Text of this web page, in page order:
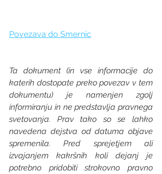
Povezava do Smernic
Ta dokument (in vse informacije do
katerih dostopate preko povezav v tem
dokumentu) je namenjen zgolj
informiranju in ne predstavlja pravnega
svetovanja. Prav tako so se lahko
navedena dejstva od datuma objave
spremenila. Pred sprejetjem ali
izvajanjem kakršnih koli dejanj je
potrebno pridobiti strokovno pravno